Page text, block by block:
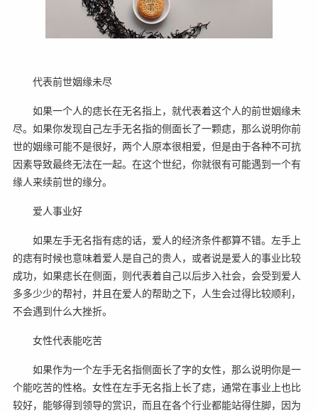
代表前世姻缘未尽
如果一个人的痣长在无名指上，就代表着这个人的前世姻缘未
尽。如果你发现自己左手无名指的侧面长了一颗痣，那么说明你前
世的姻缘可能不是很好，两个人原本很相爱，但是由于各种不可抗
因素导致最终无法在一起。在这个世纪，你就很有可能遇到一个有
缘人来续前世的缘分。
爱人事业好
如果左手无名指有痣的话，爱人的经济条件都算不错。左手上
的痣有时候也意味着爱人是自己的贵人，或者说是爱人的事业比较
成功，如果痣长在侧面，则代表着自己以后步入社会，会受到爱人
多多少少的帮衬，并且在爱人的帮助之下，人生会过得比较顺利，
不会遇到什么大挫折。
女性代表能吃苦
如果作为一个左手无名指侧面长了字的女性，那么说明你是一
个能吃苦的性格。女性在左手无名指上长了痣，通常在事业上也比
较好，能够得到领导的赏识，而且在各个行业都能站得住脚，因为